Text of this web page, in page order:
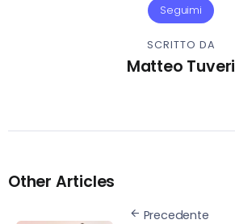
Seguimi
SCRITTO DA
Matteo Tuveri
Other Articles
Precedente